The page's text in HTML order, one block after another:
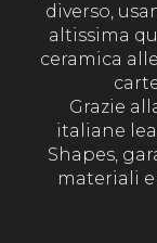
diverso,
altissima
ceramica
Grazie
italiane
Shapes,
materiali